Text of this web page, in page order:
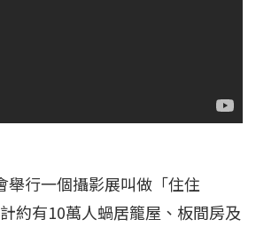
舉行一個攝影展叫做「住住
約有10萬人蝸居籠屋、板間房及